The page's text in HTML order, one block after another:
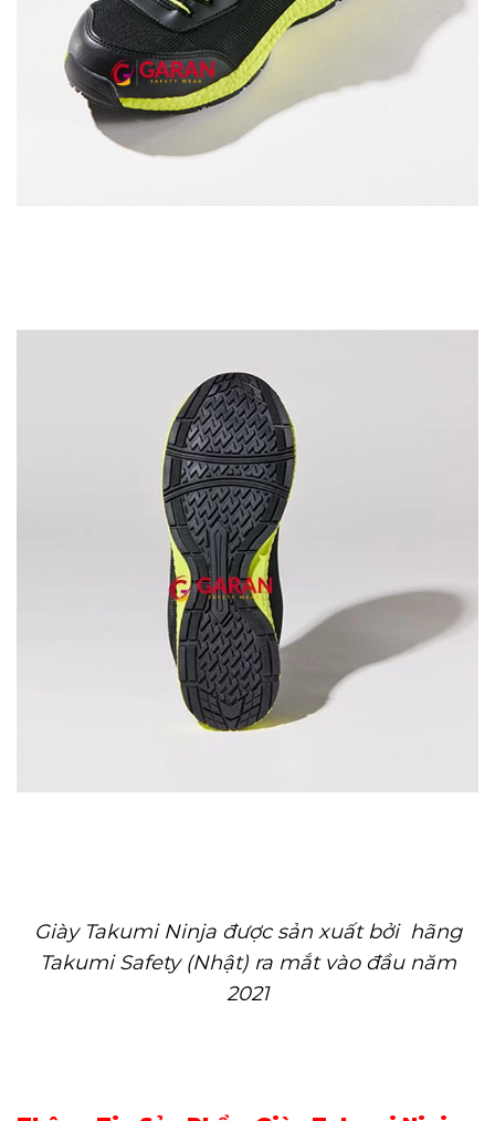
Giày Takumi Ninja được sản xuất bởi hãng
Takumi Safety (Nhật) ra mắt vào đầu năm
2021